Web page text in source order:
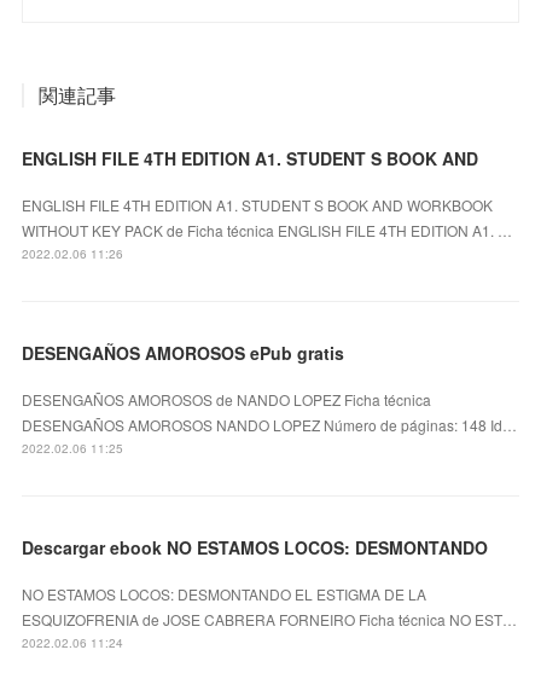
関連記事
ENGLISH FILE 4TH EDITION A1. STUDENT S BOOK AND
ENGLISH FILE 4TH EDITION A1. STUDENT S BOOK AND WORKBOOK
WITHOUT KEY PACK de Ficha técnica ENGLISH FILE 4TH EDITION A1. …
2022.02.06 11:26
DESENGAÑOS AMOROSOS ePub gratis
DESENGAÑOS AMOROSOS de NANDO LOPEZ Ficha técnica
DESENGAÑOS AMOROSOS NANDO LOPEZ Número de páginas: 148 Id…
2022.02.06 11:25
Descargar ebook NO ESTAMOS LOCOS: DESMONTANDO
NO ESTAMOS LOCOS: DESMONTANDO EL ESTIGMA DE LA
ESQUIZOFRENIA de JOSE CABRERA FORNEIRO Ficha técnica NO EST…
2022.02.06 11:24